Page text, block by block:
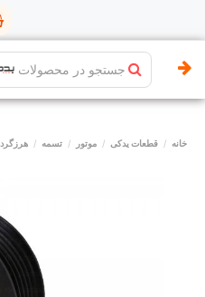
جستجو در محصولات
خانه قطعات یدکی موتور تسمه هرزگرد